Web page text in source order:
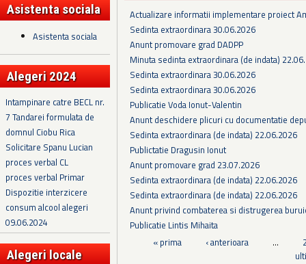
Asistenta sociala
Asistenta sociala
Alegeri 2024
Intampinare catre BECL nr.
7 Tandarei formulata de
domnul Ciobu Rica
Solicitare Spanu Lucian
proces verbal CL
proces verbal Primar
Dispozitie interzicere
consum alcool alegeri
09.06.2024
Alegeri locale
Actualizare informatii implementare proiect
Sedinta extraordinara 30.06.2026
Anunt promovare grad DADPP
Minuta sedinta extraordinara (de indata)
Sedinta extraordinara 30.06.2026
Sedinta extraordinara 30.06.2026
Publicatie Voda Ionut-Valentin
Anunt deschidere plicuri cu documentatie
Sedinta extraordinara (de indata) 22.06.2026
Publictatie Dragusin Ionut
Anunt promovare grad 23.07.2026
Sedinta extraordinara (de indata) 22.06.2026
Sedinta extraordinara (de indata) 22.06.2026
Anunt privind combaterea si distrugerea
Publicatie Lintis Mihaita
Pagini
« prima ‹ anterioara …